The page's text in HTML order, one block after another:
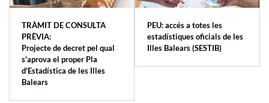
TRÀMIT DE CONSULTA
PRÈVIA:
Projecte de decret pel qual
s'aprova el proper Pla
d'Estadística de les Illes
Balears
PEU: accés a totes les
estadístiques oficials de les
Illes Balears (SESTIB)